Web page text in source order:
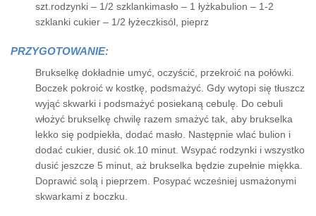
szt.rodzynki – 1/2 szklankimasło – 1 łyżkabulion – 1-2
szklanki cukier – 1/2 łyżeczkisól, pieprz
PRZYGOTOWANIE:
Brukselkę dokładnie umyć, oczyścić, przekroić na połówki.
Boczek pokroić w kostkę, podsmażyć. Gdy wytopi się tłuszcz
wyjąć skwarki i podsmażyć posiekaną cebulę. Do cebuli
włożyć brukselkę chwilę razem smażyć tak, aby brukselka
lekko się podpiekła, dodać masło. Następnie wlać bulion i
dodać cukier, dusić ok.10 minut. Wsypać rodzynki i wszystko
dusić jeszcze 5 minut, aż brukselka będzie zupełnie miękka.
Doprawić solą i pieprzem. Posypać wcześniej usmażonymi
skwarkami z boczku.